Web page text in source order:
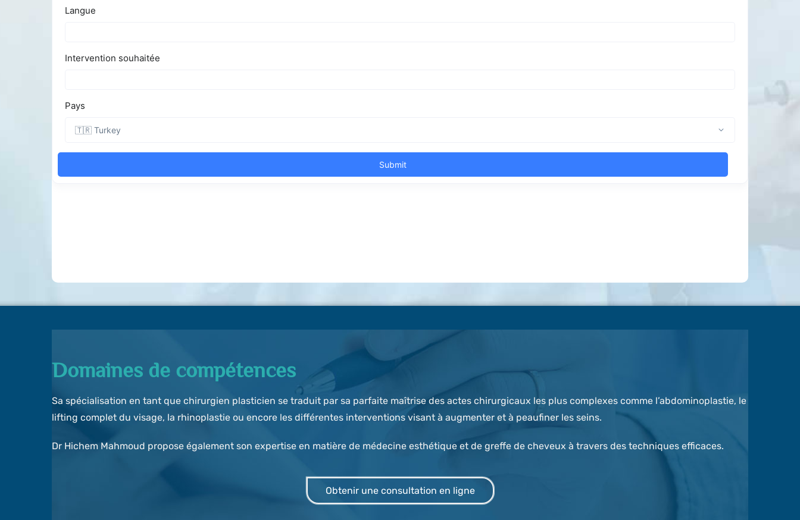
Domaines de compétences
Sa spécialisation en tant que chirurgien plasticien se traduit par sa parfaite maîtrise des actes chirurgicaux les plus complexes comme l’abdominoplastie, le
lifting complet du visage, la rhinoplastie ou encore les différentes interventions visant à augmenter et à peaufiner les seins.
Dr Hichem Mahmoud propose également son expertise en matière de médecine esthétique et de greffe de cheveux à travers des techniques efficaces.
Obtenir une consultation en ligne